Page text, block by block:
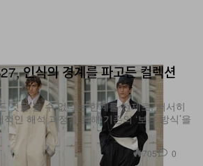
것을 볼 수 없다는 한계를 전제로, 서서히
인 해석 과정을 통해 기존의 ‘보는 방식’을
705